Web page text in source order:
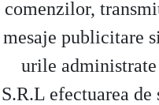
comenzilor,
mesaje publicitare
urile administrate
S.R.L efectuarea